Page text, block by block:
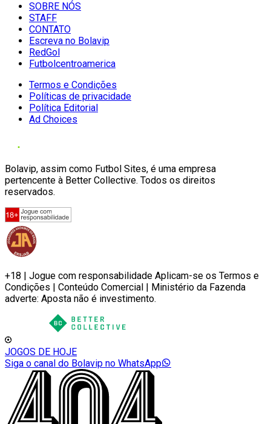
SOBRE NÓS
STAFF
CONTATO
Escreva no Bolavip
RedGol
Futbolcentroamerica
Termos e Condições
Políticas de privacidade
Política Editorial
Ad Choices
Bolavip, assim como Futbol Sites, é uma empresa
pertencente à Better Collective. Todos os direitos
reservados.
+18 | Jogue com responsabilidade Aplicam-se os Termos e
Condições | Conteúdo Comercial | Ministério da Fazenda
adverte: Aposta não é investimento.
JOGOS DE HOJE
Siga o canal do Bolavip no WhatsApp